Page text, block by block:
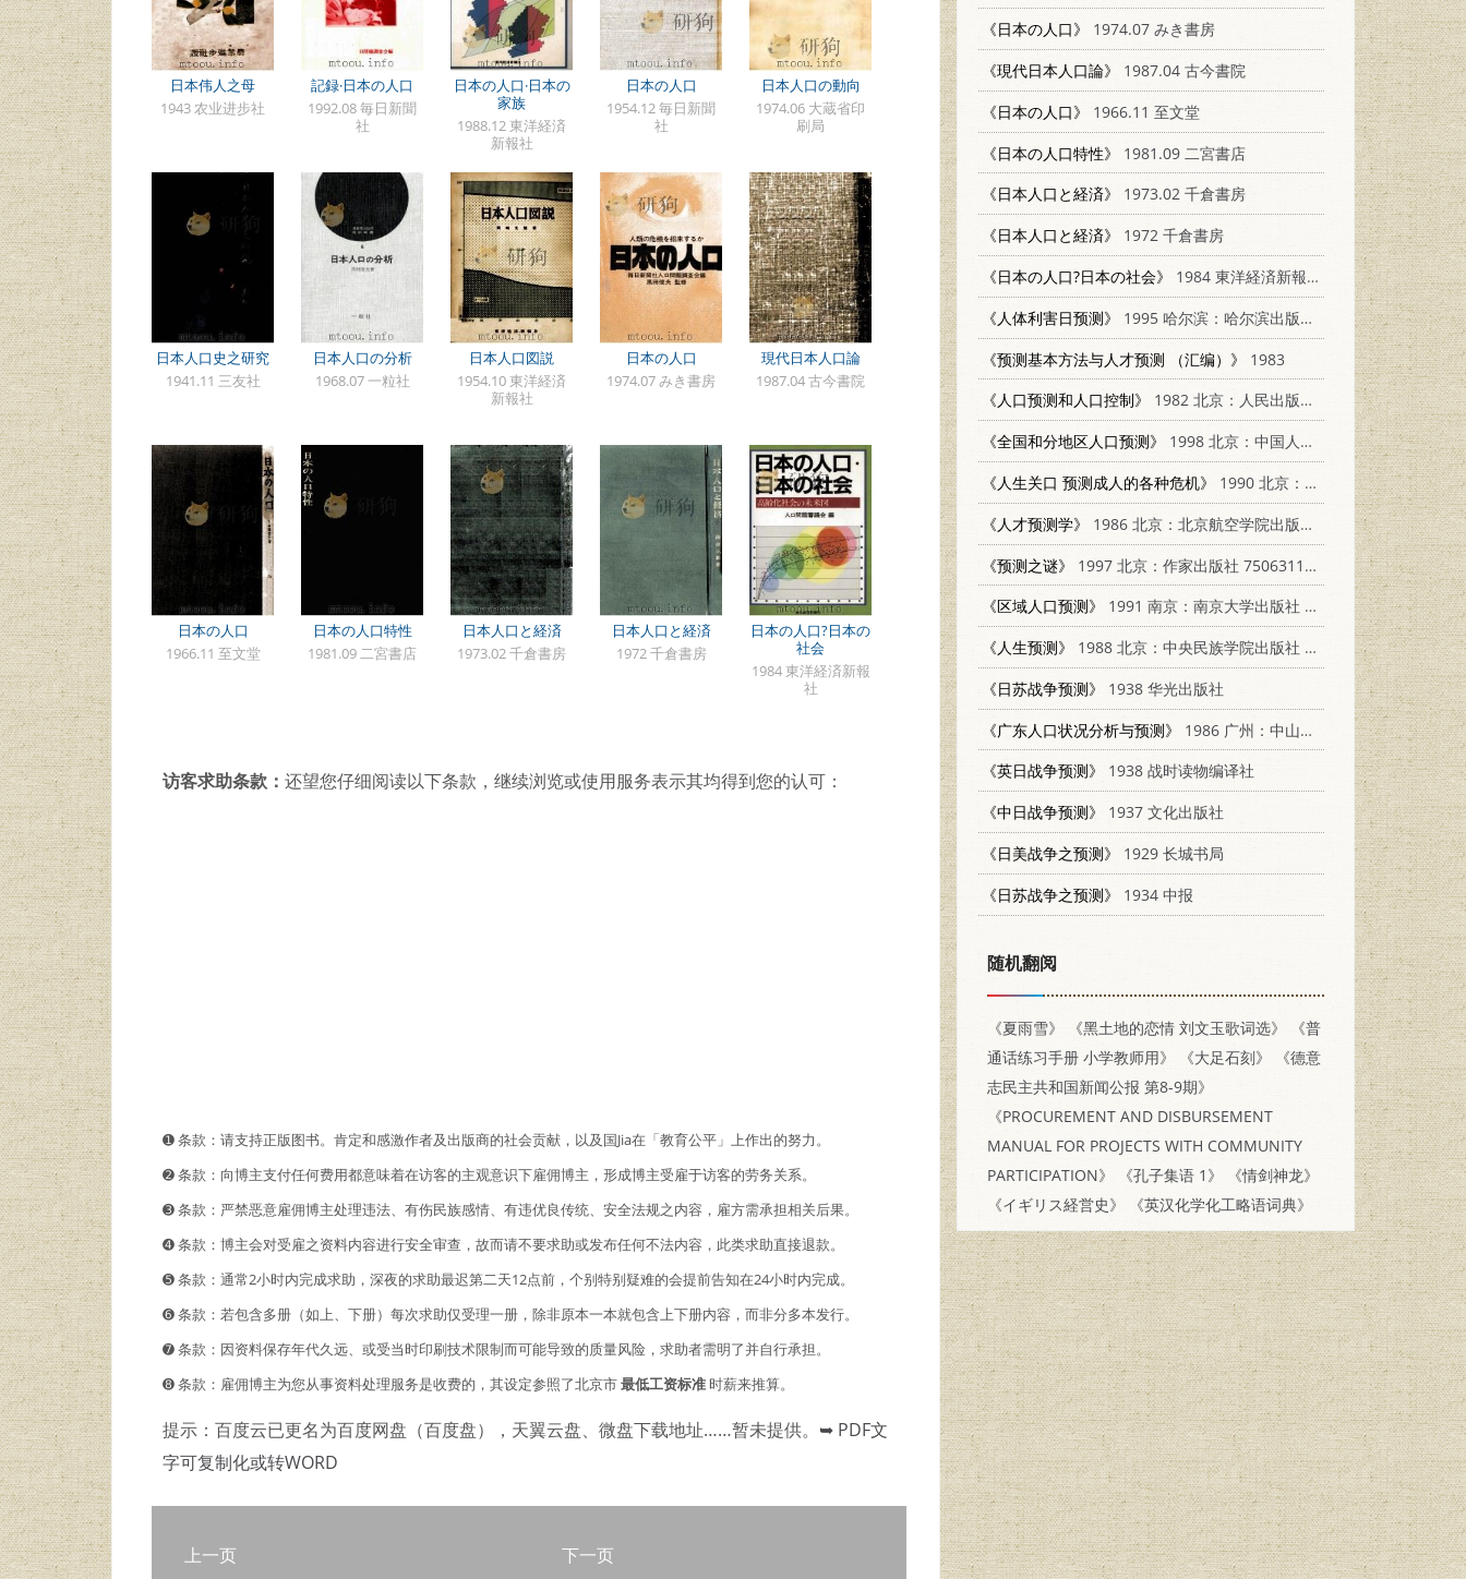
日本伟人之母
1943 农业进步社
記録·日本の人口
1992.08 毎日新聞
社
日本の人口·日本の
家族
1988.12 東洋経済
新報社
日本の人口
1954.12 毎日新聞
社
日本人口の動向
1974.06 大蔵省印
刷局
日本人口史之研究
1941.11 三友社
日本人口の分析
1968.07 一粒社
日本人口図説
1954.10 東洋経済
新報社
日本の人口
1974.07 みき書房
現代日本人口論
1987.04 古今書院
日本の人口
1966.11 至文堂
日本の人口特性
1981.09 二宮書店
日本人口と経済
1973.02 千倉書房
日本人口と経済
1972 千倉書房
日本の人口?日本の
社会
1984 東洋経済新報
社
访客求助条款： 还望您仔细阅读以下条款，继续浏览或使用服务表示其均得到您的认可：
➊️ 条款：请支持正版图书。肯定和感激作者及出版商的社会贡献，以及国Jia在「教育公平」上作出的努力。
➋️️ 条款：向博主支付任何费用都意味着在访客的主观意识下雇佣博主，形成博主受雇于访客的劳务关系。
➌ 条款：严禁恶意雇佣博主处理违法、有伤民族感情、有违优良传统、安全法规之内容，雇方需承担相关后果。
➍ 条款：博主会对受雇之资料内容进行安全审查，故而请不要求助或发布任何不法内容，此类求助直接退款。
➎ 条款：通常2小时内完成求助，深夜的求助最迟第二天12点前，个别特别疑难的会提前告知在24小时内完成。
➏ 条款：若包含多册（如上、下册）每次求助仅受理一册，除非原本一本就包含上下册内容，而非分多本发行。
➐ 条款：因资料保存年代久远、或受当时印刷技术限制而可能导致的质量风险，求助者需明了并自行承担。
➑ 条款：雇佣博主为您从事资料处理服务是收费的，其设定参照了北京市最低工资标准时薪来推算。
提示：百度云已更名为百度网盘（百度盘），天翼云盘、微盘下载地址……暂未提供。 ➥ PDF文
字可复制化或转WORD
上一页 下一页
《日本の人口》
1974.07 みき書房
《現代日本人口論》
1987.04 古今書院
《日本の人口》
1966.11 至文堂
《日本の人口特性》
1981.09 二宮書店
《日本人口と経済》
1973.02 千倉書房
《日本人口と経済》
1972 千倉書房
《日本の人口?日本の社会》
1984 東洋経済新報社
《人体利害日预测》
1995 哈尔滨：哈尔滨出版社 7805578818
《预测基本方法与人才预测 （汇编）》
1983
《人口预测和人口控制》
1982 北京：人民出版社 4001·395
《全国和分地区人口预测》
1998 北京：中国人口出版社 780079413X
《人生关口 预测成人的各种危机》
1990 北京：知识出版社 7501503672
《人才预测学》
1986 北京：北京航空学院出版社 15432·031
《预测之谜》
1997 北京：作家出版社 7506311887
《区域人口预测》
1991 南京：南京大学出版社 7305011282
《人生预测》
1988 北京：中央民族学院出版社 7810010859
《日苏战争预测》
1938 华光出版社
《广东人口状况分析与预测》
1986 广州：中山大学出版社 17339·2
《英日战争预测》
1938 战时读物编译社
《中日战争预测》
1937 文化出版社
《日美战争之预测》
1929 长城书局
《日苏战争之预测》
1934 中报
随机翻阅
《夏雨雪》 《黑土地的恋情 刘文玉歌词选》
《普
通话练习手册 小学教师用》
《大足石刻》
《德意
志民主共和国新闻公报 第8-9期》
《PROCUREMENT AND DISBURSEMENT
MANUAL FOR PROJECTS WITH COMMUNITY
PARTICIPATION》
《孔子集语 1》
《情剑神龙》
《イギリス経営史》
《英汉化学化工略语词典》